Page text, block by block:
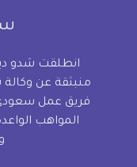
انطلقت شدو
منبثقة عن وكالة
فريق عمل سعودي،
المواهب